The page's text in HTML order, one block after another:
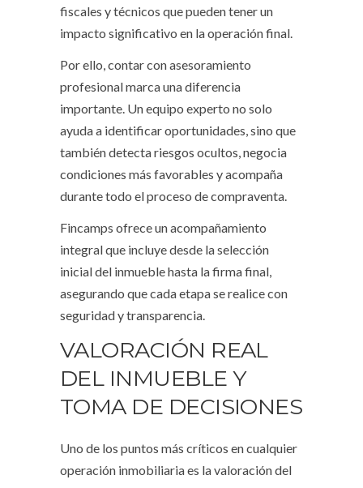
fiscales y técnicos que pueden tener un
impacto significativo en la operación final.
Por ello, contar con asesoramiento
profesional marca una diferencia
importante. Un equipo experto no solo
ayuda a identificar oportunidades, sino que
también detecta riesgos ocultos, negocia
condiciones más favorables y acompaña
durante todo el proceso de compraventa.
Fincamps ofrece un acompañamiento
integral que incluye desde la selección
inicial del inmueble hasta la firma final,
asegurando que cada etapa se realice con
seguridad y transparencia.
VALORACIÓN REAL
DEL INMUEBLE Y
TOMA DE DECISIONES
Uno de los puntos más críticos en cualquier
operación inmobiliaria es la valoración del